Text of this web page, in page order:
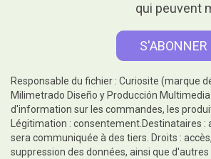
qui peuvent
Responsable du fichier : Curiosite (marque
Milimetrado Diseño y Producción Multimedia
d'information sur les commandes, les
Légitimation : consentement.Destinataires :
sera communiquée à des tiers. Droits :
suppression des données, ainsi que